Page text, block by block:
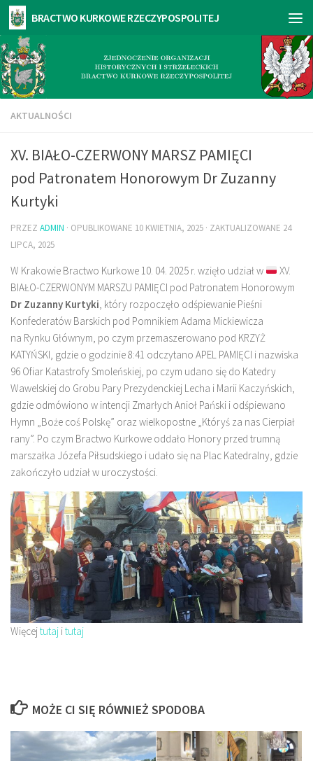
AKTUALNOŚCI
XV. BIAŁO-CZERWONY MARSZ PAMIĘCI
pod Patronatem Honorowym Dr Zuzanny
Kurtyki
PRZEZ ADMIN · OPUBLIKOWANE 10 KWIETNIA, 2025 · ZAKTUALIZOWANE 24
LIPCA, 2025
W Krakowie Bractwo Kurkowe 10. 04. 2025 r. wzięło udział w
XV.
BIAŁO-CZERWONYM MARSZU PAMIĘCI pod Patronatem Honorowym
Dr Zuzanny Kurtyki, który rozpoczęło odśpiewanie Pieśni
Konfederatów Barskich pod Pomnikiem Adama Mickiewicza
na Rynku Głównym, po czym przemaszerowano pod KRZYŻ
KATYŃSKI, gdzie o godzinie 8:41 odczytano APEL PAMIĘCI i nazwiska
96 Ofiar Katastrofy Smoleńskiej, po czym udano się do Katedry
Wawelskiej do Grobu Pary Prezydenckiej Lecha i Marii Kaczyńskich,
gdzie odmówiono w intencji Zmarłych Anioł Pański i odśpiewano
Hymn „Boże coś Polskę” oraz wielkopostne „Któryś za nas Cierpiał
rany”. Po czym Bractwo Kurkowe oddało Honory przed trumną
marszałka Józefa Piłsudskiego i udało się na Plac Katedralny, gdzie
zakończyło udział w uroczystości.
Więcejtutaj itutaj
MOŻE CI SIĘ RÓWNIEŻ SPODOBA